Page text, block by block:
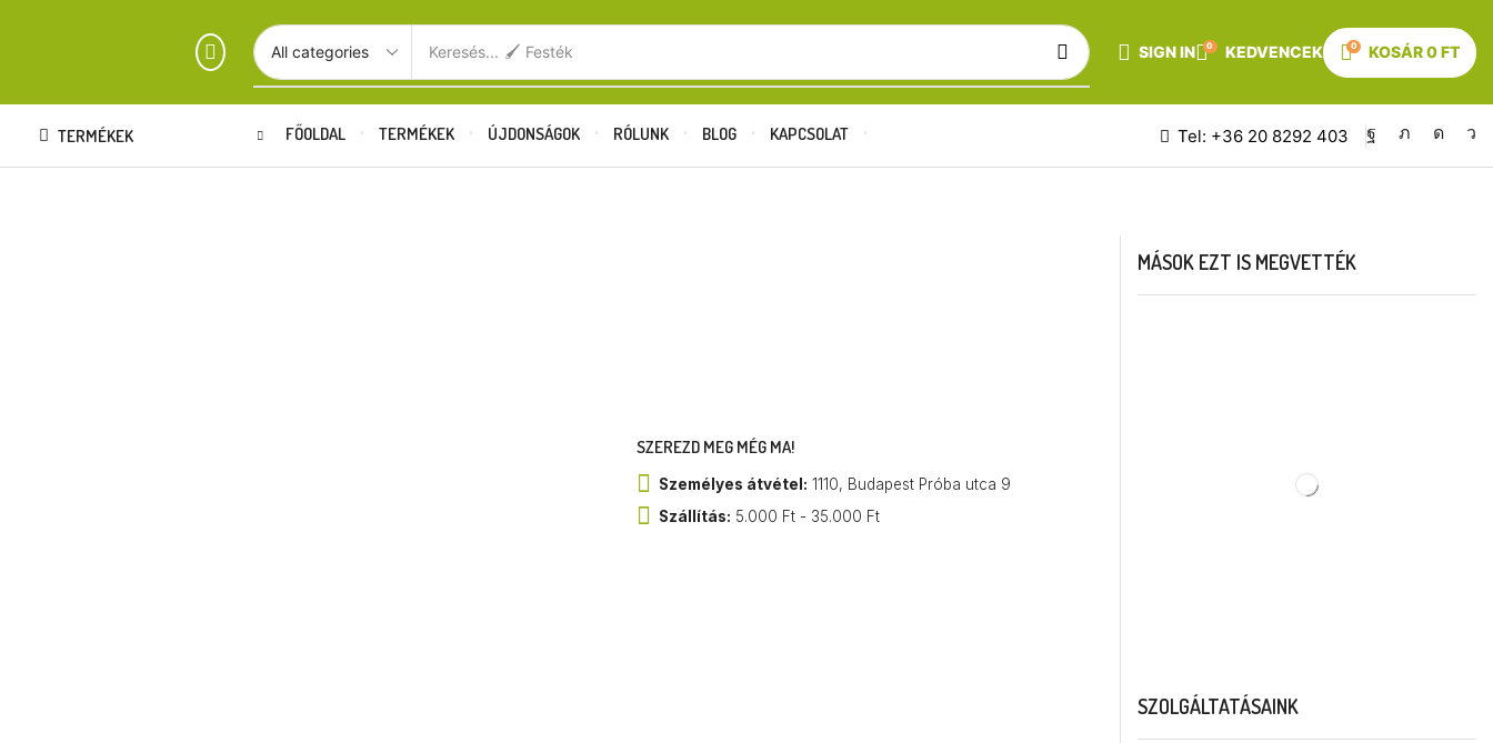
Keresés... 🖌️ Festék SIGN IN 0 KEDVENCEK 0 KOSÁR0FT
TERMÉKEK FŐOLDAL TERMÉKEK ÚJDONSÁGOK RÓLUNK BLOG KAPCSOLAT Tel: +36 20 8292 403
SZEREZD MEG MÉG MA!
Személyes átvétel: 1110, Budapest Próba utca 9
Szállítás: 5.000 Ft - 35.000 Ft
MÁSOK EZT IS MEGVETTÉK
SZOLGÁLTATÁSAINK